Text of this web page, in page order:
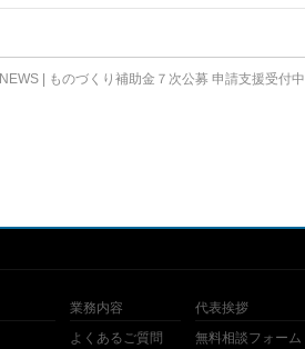
NEWS | ものづくり補助金７次公募 申請支援受付中
業務内容 代表挨拶
よくあるご質問 無料相談フォーム